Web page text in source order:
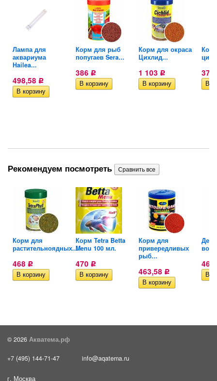
Лампа для
аквариума
Hailea...
498,58 Р
Корм для рыб
попугаев Sera...
386 Р
Корм для окраса
Цихлид...
1 103 Р 373
Рекомендуем посмотреть
Корм для
растительноядных...
468 Р
Корм Tetra Betta
Menu 100 мл.
470 Р
Корм для
привередливых
рыб...
463,58 Р
463
© 2026 Акватема.рф
+7 (495) 144-71-47 info@aqatema.ru
г. Москва